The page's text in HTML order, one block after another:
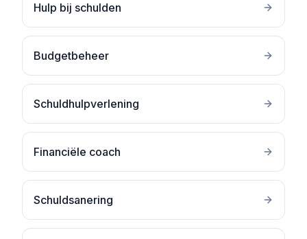
Hulp bij schulden
Budgetbeheer
Schuldhulpverlening
Financiële coach
Schuldsanering